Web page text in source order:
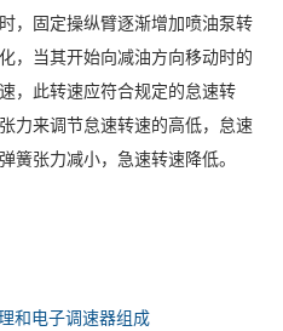
，固定操纵臂逐渐增加喷油泵转
，当其开始向减油方向移动时的
，此转速应符合规定的怠速转
力来调节怠速转速的高低，怠速
簧张力减小，急速转速降低。
和电子调速器组成